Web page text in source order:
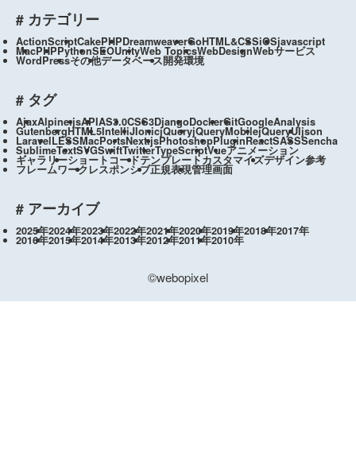
# カテゴリー
ActionScriptCakePHPDreamweaverGoHTML&CSSiOSjavascript
MacPHPPythonSEOUnityWeb TopicsWebDesignWebサービス
WordPressその他データベース開発環境
# タグ
AjaxAlpine.jsAPIAS3.0CSS3DjangoDockerGitGoogleAnalysis
GutenbergHTML5IntelliJIonicjQueryjQueryMobilejQueryUIjson
LaravelLESSMacPortsNext.jsPhotoshopPluginReactSASSSencha
SublimeTextSVGSwiftTwitterTypeScriptVueアニメーション
ギャラリーショートコードテンプレートカスタマイズデザイン参考
フレームワークレスポンシブ正規表現管理画面
# アーカイブ
2025年2024年2023年2022年2021年2020年2019年2018年2017年
2016年2015年2014年2013年2012年2011年2010年
©webopixel